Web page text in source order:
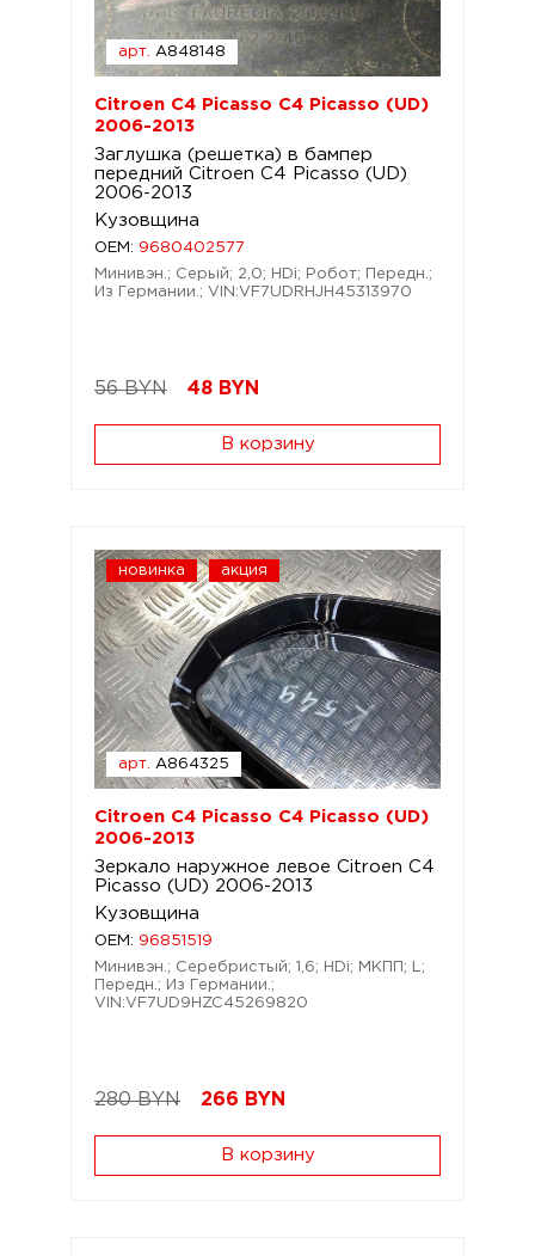
арт. A848148
Citroen C4 Picasso C4 Picasso (UD)
2006-2013
Заглушка (решетка) в бампер
передний Citroen C4 Picasso (UD)
2006-2013
Кузовщина
OEM: 9680402577
Минивэн.; Серый; 2,0; HDi; Робот; Передн.;
Из Германии.; VIN:VF7UDRHJH45313970
56 BYN 48 BYN
В корзину
новинка акция
арт. A864325
Citroen C4 Picasso C4 Picasso (UD)
2006-2013
Зеркало наружное левое Citroen C4
Picasso (UD) 2006-2013
Кузовщина
OEM: 96851519
Минивэн.; Серебристый; 1,6; HDi; МКПП; L;
Передн.; Из Германии.;
VIN:VF7UD9HZC45269820
280 BYN 266 BYN
В корзину